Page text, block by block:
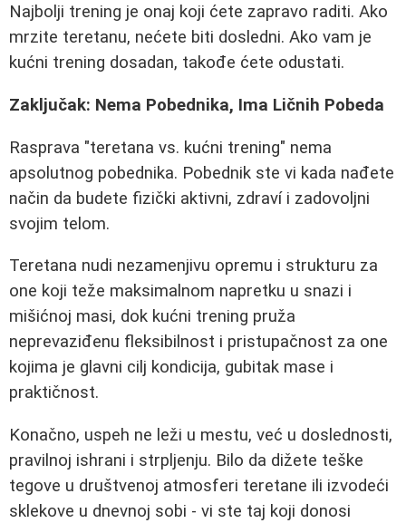
Najbolji trening je onaj koji ćete zapravo raditi. Ako
mrzite teretanu, nećete biti dosledni. Ako vam je
kućni trening dosadan, takođe ćete odustati.
Zaključak: Nema Pobednika, Ima Ličnih Pobeda
Rasprava "teretana vs. kućni trening" nema
apsolutnog pobednika. Pobednik ste vi kada nađete
način da budete fizički aktivni, zdraví i zadovoljni
svojim telom.
Teretana nudi nezamenjivu opremu i strukturu za
one koji teže maksimalnom napretku u snazi i
mišićnoj masi, dok kućni trening pruža
neprevaziđenu fleksibilnost i pristupačnost za one
kojima je glavni cilj kondicija, gubitak mase i
praktičnost.
Konačno, uspeh ne leži u mestu, već u doslednosti,
pravilnoj ishrani i strpljenju. Bilo da dižete teške
tegove u društvenoj atmosferi teretane ili izvodeći
sklekove u dnevnoj sobi - vi ste taj koji donosi